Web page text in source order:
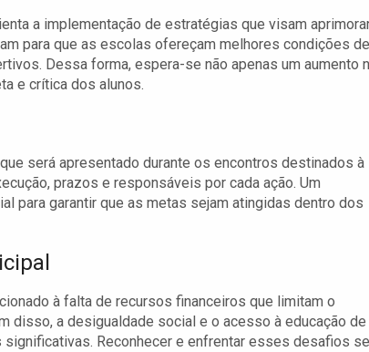
a implementação de estratégias que visam
para que as escolas ofereçam melhores condições de
Dessa forma, espera-se não apenas um aumento
e crítica dos alunos.
será apresentado durante os encontros destinados à
prazos e responsáveis por cada ação. Um
para garantir que as metas sejam atingidas dentro dos
à falta de recursos financeiros que limitam o
disso, a desigualdade social e o acesso à educação de
Reconhecer e enfrentar esses desafios